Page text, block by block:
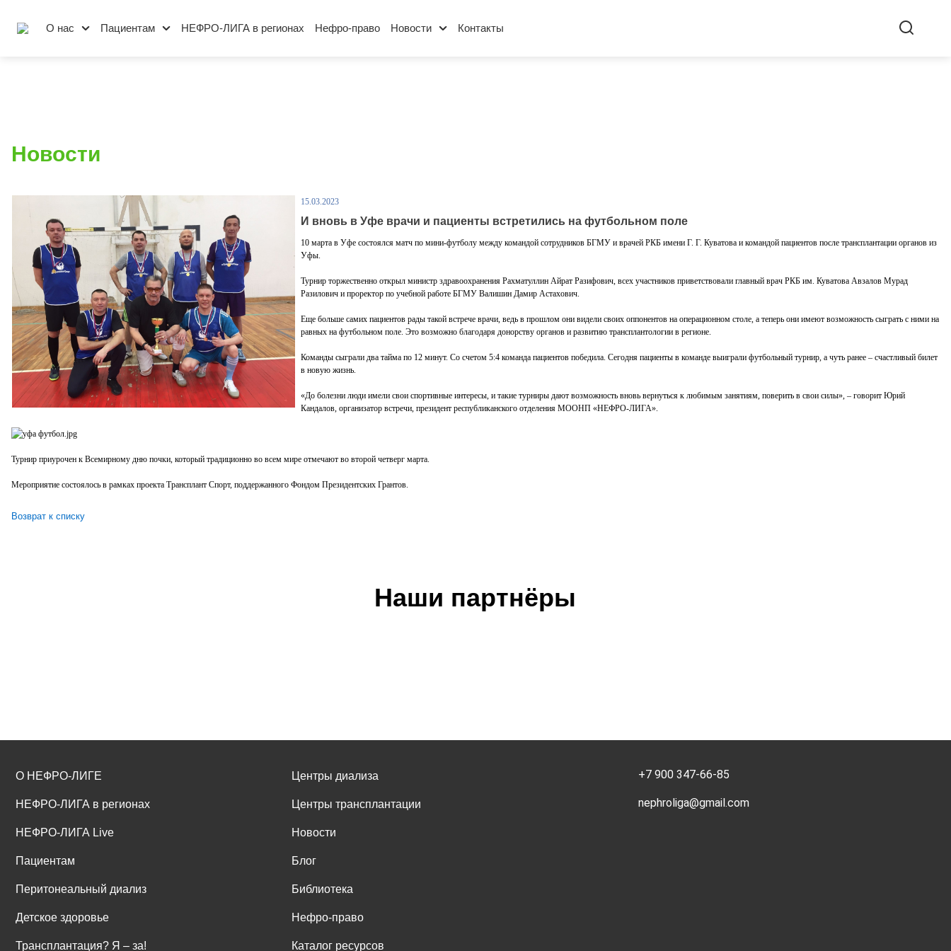
О нас Пациентам НЕФРО-ЛИГА в регионах Нефро-право Новости Контакты
Новости
15.03.2023
И вновь в Уфе врачи и пациенты встретились на футбольном поле
10 марта в Уфе состоялся матч по мини-футболу между командой сотрудников БГМУ и врачей РКБ имени Г. Г. Куватова и командой пациентов после трансплантации органов из
Уфы.
Турнир торжественно открыл министр здравоохранения Рахматуллин Айрат Разифович, всех участников приветствовали главный врач РКБ им. Куватова Авзалов Мурад
Разилович и проректор по учебной работе БГМУ Валишин Дамир Астахович.
Еще больше самих пациентов рады такой встрече врачи, ведь в прошлом они видели своих оппонентов на операционном столе, а теперь они имеют возможность сыграть с ними на
равных на футбольном поле. Это возможно благодаря донорству органов и развитию трансплантологии в регионе.
Команды сыграли два тайма по 12 минут. Со счетом 5:4 команда пациентов победила. Сегодня пациенты в команде выиграли футбольный турнир, а чуть ранее ‒ счастливый билет
в новую жизнь.
«До болезни люди имели свои спортивные интересы, и такие турниры дают возможность вновь вернуться к любимым занятиям, поверить в свои силы», ‒ говорит Юрий
Кандалов, организатор встречи, президент республиканского отделения МООНП «НЕФРО-ЛИГА».
Турнир приурочен к Всемирному дню почки, который традиционно во всем мире отмечают во второй четверг марта.
Мероприятие состоялось в рамках проекта Трансплант Спорт, поддержанного Фондом Президентских Грантов.
Возврат к списку
Наши партнёры
О НЕФРО-ЛИГЕ
НЕФРО-ЛИГА в регионах
НЕФРО-ЛИГА Live
Пациентам
Перитонеальный диализ
Детское здоровье
Трансплантация? Я ‒ за!
Центры диализа
Центры трансплантации
Новости
Блог
Библиотека
Нефро-право
Каталог ресурсов
+7 900 347-66-85
nephroliga@gmail.com